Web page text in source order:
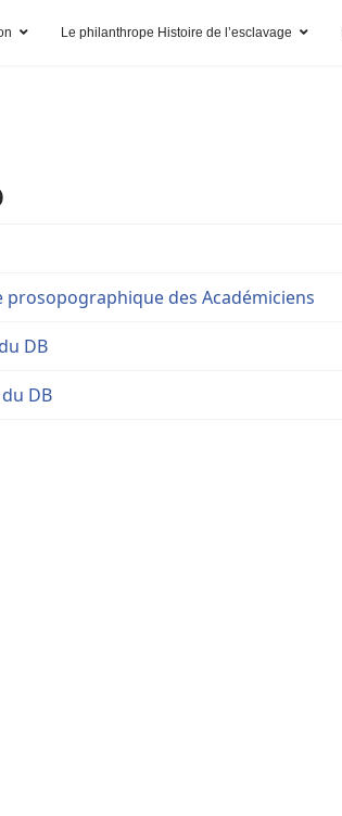
Le philanthrope Histoire de l’esclavage
prosopographique des Académiciens
DB
DB